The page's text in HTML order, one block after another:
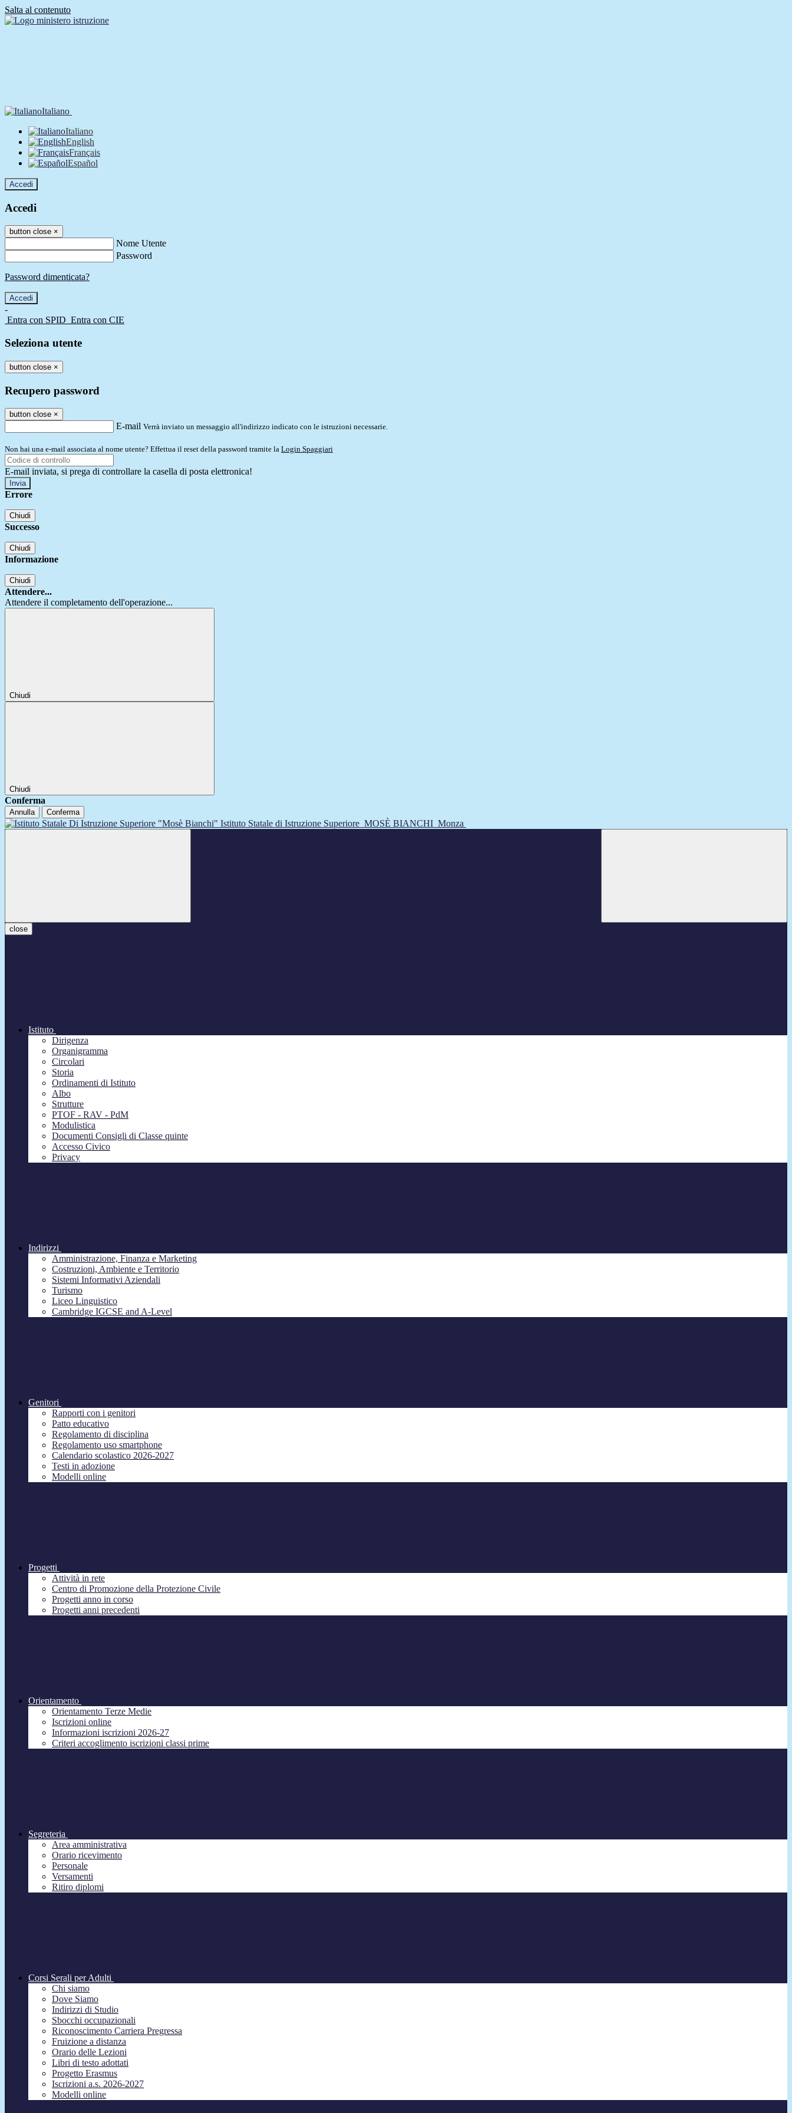
Salta al contenuto
Italiano
Italiano
English
Français
Español
Accedi
Accedi
button close ×
Nome Utente
Password
Password dimenticata?
-
Entra con SPID Entra con CIE
Seleziona utente
button close ×
Recupero password
button close ×
E-mail Verrà inviato un messaggio all'indirizzo indicato con le istruzioni necessarie.
Non hai una e-mail associata al nome utente? Effettua il reset della password tramite la Login Spaggiari
E-mail inviata, si prega di controllare la casella di posta elettronica!
Errore
Chiudi
Successo
Chiudi
Informazione
Chiudi
Attendere...
Attendere il completamento dell'operazione...
Chiudi
Chiudi
Conferma
Annulla Conferma
Istituto Statale di Istruzione Superiore MOSÈ BIANCHI Monza
close
Istituto
Dirigenza
Organigramma
Circolari
Storia
Ordinamenti di Istituto
Albo
Strutture
PTOF - RAV - PdM
Modulistica
Documenti Consigli di Classe quinte
Accesso Civico
Privacy
Indirizzi
Amministrazione, Finanza e Marketing
Costruzioni, Ambiente e Territorio
Sistemi Informativi Aziendali
Turismo
Liceo Linguistico
Cambridge IGCSE and A-Level
Genitori
Rapporti con i genitori
Patto educativo
Regolamento di disciplina
Regolamento uso smartphone
Calendario scolastico 2026-2027
Testi in adozione
Modelli online
Progetti
Attività in rete
Centro di Promozione della Protezione Civile
Progetti anno in corso
Progetti anni precedenti
Orientamento
Orientamento Terze Medie
Iscrizioni online
Informazioni iscrizioni 2026-27
Criteri accoglimento iscrizioni classi prime
Segreteria
Area amministrativa
Orario ricevimento
Personale
Versamenti
Ritiro diplomi
Corsi Serali per Adulti
Chi siamo
Dove Siamo
Indirizzi di Studio
Sbocchi occupazionali
Riconoscimento Carriera Pregressa
Fruizione a distanza
Orario delle Lezioni
Libri di testo adottati
Progetto Erasmus
Iscrizioni a.s. 2026-2027
Modelli online